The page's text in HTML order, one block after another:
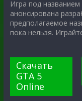
Игра под
анонсирована
предполагаемое
пока нельзя.
Скачать
GTA 5
Online